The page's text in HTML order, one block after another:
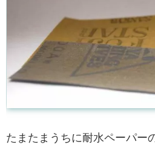
たまたまうちに耐水ペーパー